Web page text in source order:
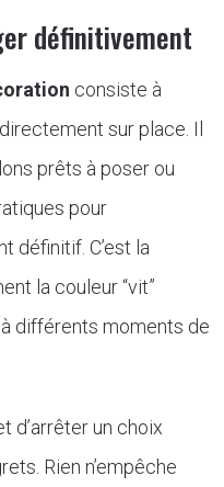
définitivement
consiste à
sur place. Il
prêts à poser ou
pour
définitif. C’est la
la couleur “vit”
différents moments de
d’arrêter un choix
Rien n’empêche